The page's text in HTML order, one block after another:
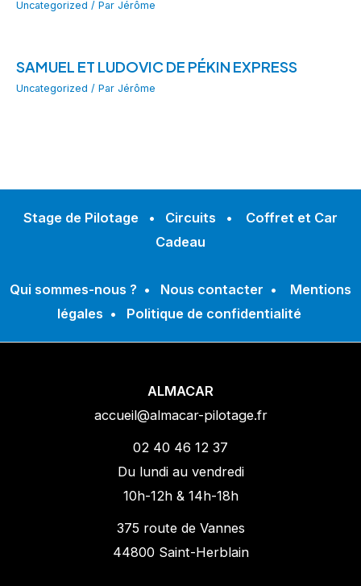
Uncategorized / Par Jérôme
SAMUEL ET LUDOVIC DE PÉKIN EXPRESS
Uncategorized / Par Jérôme
Stage de Pilotage • Circuits • Coffret et Car
Cadeau
Qui sommes-nous ? • Nous contacter • Mentions
légales • Politique de confidentialité
ALMACAR
accueil@almacar-pilotage.fr
02 40 46 12 37
Du lundi au vendredi
10h-12h & 14h-18h
375 route de Vannes
44800 Saint-Herblain